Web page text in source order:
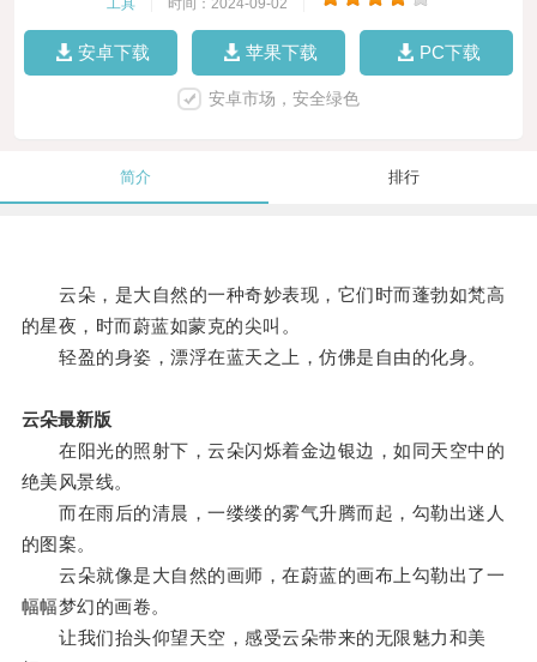
工具 时间：2024-09-02
安卓下载 苹果下载 PC下载
安卓市场，安全绿色
简介 排行
云朵，是大自然的一种奇妙表现，它们时而蓬勃如梵高
的星夜，时而蔚蓝如蒙克的尖叫。
轻盈的身姿，漂浮在蓝天之上，仿佛是自由的化身。
云朵最新版
在阳光的照射下，云朵闪烁着金边银边，如同天空中的
绝美风景线。
而在雨后的清晨，一缕缕的雾气升腾而起，勾勒出迷人
的图案。
云朵就像是大自然的画师，在蔚蓝的画布上勾勒出了一
幅幅梦幻的画卷。
让我们抬头仰望天空，感受云朵带来的无限魅力和美